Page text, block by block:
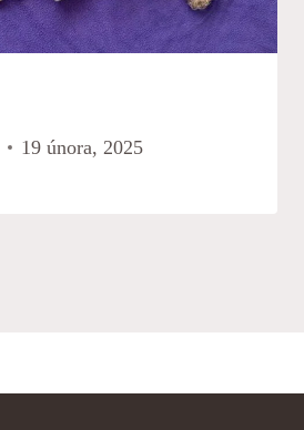
19 února, 2025